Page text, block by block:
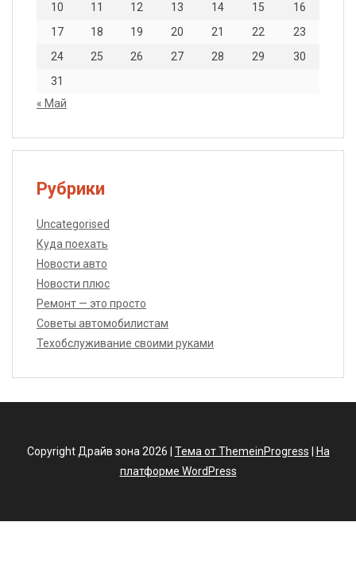
10
11 12 13 14 15
16
17
18 19 20 21 22
23
24
25 26 27 28 29
30
31
« Май
Рубрики
Uncategorised
Куда поехать
Новости авто
Новости плюс
Ремонт — это просто
Советы автомобилистам
Техобслуживание своими руками
Copyright Драйв зона 2026 | Тема от ThemeinProgress
На
платформе WordPress